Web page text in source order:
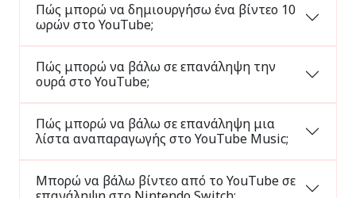
Πώς μπορώ να δημιουργήσω ένα βίντεο 10
ωρών στο YouTube;
Πώς μπορώ να βάλω σε επανάληψη την
ουρά στο YouTube;
Πώς μπορώ να βάλω σε επανάληψη μια
λίστα αναπαραγωγής στο YouTube Music;
Μπορώ να βάλω βίντεο από το YouTube σε